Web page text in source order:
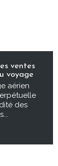
ventes
voyage
aérien
des